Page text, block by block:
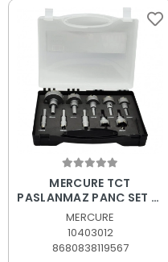
MERCURE TCT
PASLANMAZ PANÇ SET 12
PARÇA
MERCURE
10403012
8680838119567